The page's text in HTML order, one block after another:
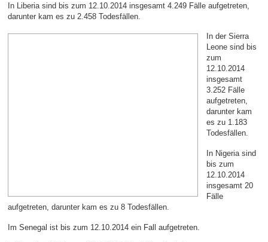
In Liberia sind bis zum 12.10.2014 insgesamt 4.249 Fälle aufgetreten,
darunter kam es zu 2.458 Todesfällen.
In der Sierra
Leone sind bis
zum
12.10.2014
insgesamt
3.252 Fälle
aufgetreten,
darunter kam
es zu 1.183
Todesfällen.
In Nigeria sind
bis zum
12.10.2014
insgesamt 20
Fälle
aufgetreten, darunter kam es zu 8 Todesfällen.
Im Senegal ist bis zum 12.10.2014 ein Fall aufgetreten.